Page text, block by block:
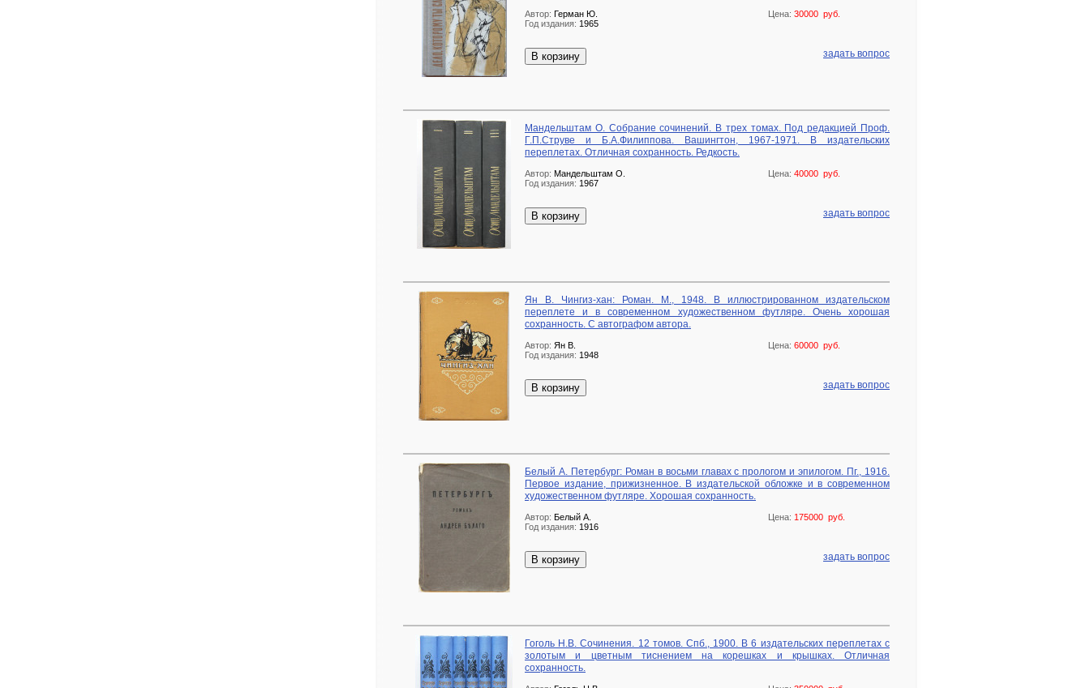
Цена: 30000 руб.
Автор: Герман Ю.
Год издания: 1965
В корзину задать вопрос
Мандельштам О. Собрание сочинений. В трех томах. Под редакцией Проф.
Г.П.Струве и Б.А.Филиппова. Вашингтон, 1967-1971. В издательских
переплетах. Отличная сохранность. Редкость.
Цена: 40000 руб.
Автор: Мандельштам О.
Год издания: 1967
В корзину задать вопрос
Ян В. Чингиз-хан: Роман. М., 1948. В иллюстрированном издательском
переплете и в современном художественном футляре. Очень хорошая
сохранность. С автографом автора.
Цена: 60000 руб.
Автор: Ян В.
Год издания: 1948
В корзину задать вопрос
Белый А. Петербург: Роман в восьми главах с прологом и эпилогом. Пг., 1916.
Первое издание, прижизненное. В издательской обложке и в современном
художественном футляре. Хорошая сохранность.
Цена: 175000 руб.
Автор: Белый А.
Год издания: 1916
В корзину задать вопрос
Гоголь Н.В. Сочинения. 12 томов. Спб., 1900. В 6 издательских переплетах с
золотым и цветным тиснением на корешках и крышках. Отличная
сохранность.